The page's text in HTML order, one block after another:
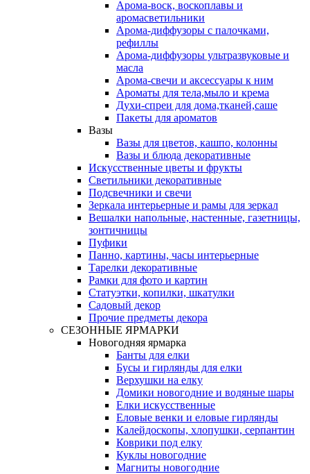
Арома-воск, воскоплавы и
аромасветильники
Арома-диффузоры с палочками,
рефиллы
Арома-диффузоры ультразвуковые и
масла
Арома-свечи и аксессуары к ним
Ароматы для тела,мыло и крема
Духи-спреи для дома,тканей,саше
Пакеты для ароматов
Вазы
Вазы для цветов, кашпо, колонны
Вазы и блюда декоративные
Искусственные цветы и фрукты
Светильники декоративные
Подсвечники и свечи
Зеркала интерьерные и рамы для зеркал
Вешалки напольные, настенные, газетницы,
зонтичницы
Пуфики
Панно, картины, часы интерьерные
Тарелки декоративные
Рамки для фото и картин
Статуэтки, копилки, шкатулки
Садовый декор
Прочие предметы декора
СЕЗОННЫЕ ЯРМАРКИ
Новогодняя ярмарка
Банты для елки
Бусы и гирлянды для елки
Верхушки на елку
Домики новогодние и водяные шары
Елки искусственные
Еловые венки и еловые гирлянды
Калейдоскопы, хлопушки, серпантин
Коврики под елку
Куклы новогодние
Магниты новогодние